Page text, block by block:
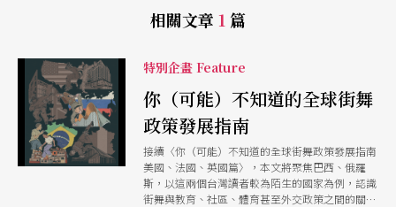
相關文章 1 篇
特別企畫 Feature
你（可能）不知道的全球街舞
政策發展指南
接續〈你（可能）不知道的全球街舞政策發展指南
美國、法國、英國篇〉，本文將聚焦巴西、俄羅
斯，以這兩個台灣讀者較為陌生的國家為例，認識
街舞與教育、社區、體育甚至外交政策之間的關